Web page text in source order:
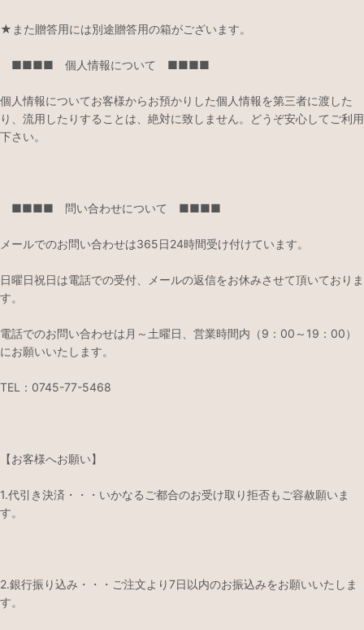
★また贈答用には別途贈答用の箱がございます。
■■■■ 個人情報について ■■■■
個人情報についてお客様からお預かりした個人情報を第三者に渡した
り、流用したりすることは、絶対に致しません。どうぞ安心してご利用
下さい。
■■■■ 問い合わせについて ■■■■
メールでのお問い合わせは365日24時間受け付けています。
日曜日祝日は電話での受付、メールの返信をお休みさせて頂いておりま
す。
電話でのお問い合わせは月～土曜日、営業時間内（9：00～19：00）
にお願いいたします。
TEL：0745-77-5468
【お客様へお願い】
1.代引き決済・・・いかなるご都合のお受け取り拒否もご容赦願いま
す。
2.銀行振り込み・・・ご注文より7日以内のお振込みをお願いいたしま
す。